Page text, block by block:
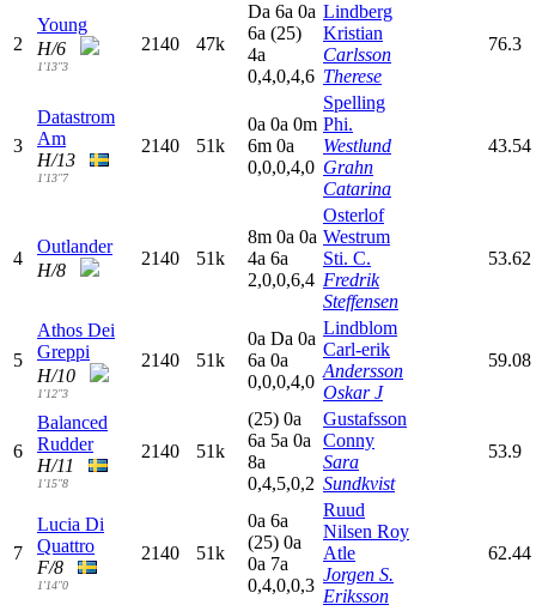
2
Young
H/6
1'13"3
2140 47k
Da 6a 0a
6a (25)
4a
0,4,0,4,6
Lindberg
Kristian
Carlsson
Therese
76.3
3
Datastrom
Am
H/13
1'13"7
2140 51k
0a 0a 0m
6m 0a
0,0,0,4,0
Spelling
Phi.
Westlund
Grahn
Catarina
43.54
4
Outlander
H/8
2140 51k
8m 0a 0a
4a 6a
2,0,0,6,4
Osterlof
Westrum
Sti. C.
Fredrik
Steffensen
53.62
5
Athos Dei
Greppi
H/10
1'12"3
2140 51k
0a Da 0a
6a 0a
0,0,0,4,0
Lindblom
Carl-erik
Andersson
Oskar J
59.08
6
Balanced
Rudder
H/11
1'15"8
2140 51k
(25) 0a
6a 5a 0a
8a
0,4,5,0,2
Gustafsson
Conny
Sara
Sundkvist
53.9
7
Lucia Di
Quattro
F/8
1'14"0
2140 51k
0a 6a
(25) 0a
0a 7a
0,4,0,0,3
Ruud
Nilsen Roy
Atle
Jorgen S.
Eriksson
62.44